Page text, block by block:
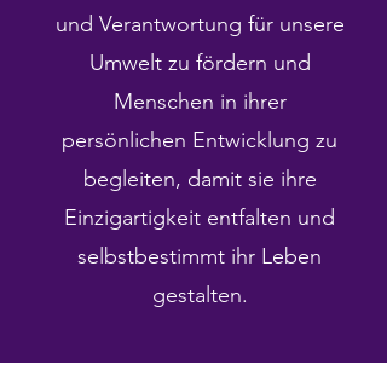
und Verantwortung für unsere
Umwelt zu fördern und
Menschen in ihrer
persönlichen Entwicklung zu
begleiten, damit sie ihre
Einzigartigkeit entfalten und
selbstbestimmt ihr Leben
gestalten.